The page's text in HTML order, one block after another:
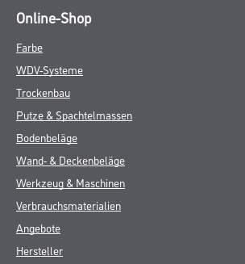
Online-Shop
Farbe
WDV-Systeme
Trockenbau
Putze & Spachtelmassen
Bodenbeläge
Wand- & Deckenbeläge
Werkzeug & Maschinen
Verbrauchsmaterialien
Angebote
Hersteller